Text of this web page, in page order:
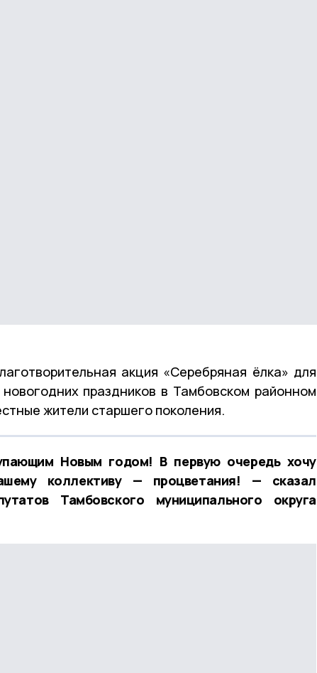
акция «Серебряная ёлка» для
праздников в Тамбовском районном
жители старшего поколения.
Новым годом! В первую очередь хочу
коллективу — процветания! — сказал
Тамбовского муниципального округа